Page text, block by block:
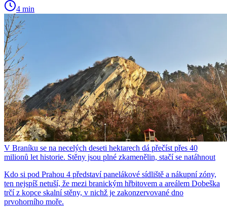
4 min
V Braníku se na necelých deseti hektarech dá přečíst přes 40
milionů let historie. Stěny jsou plné zkamenělin, stačí se natáhnout
Kdo si pod Prahou 4 představí panelákové sídliště a nákupní zóny,
ten nejspíš netuší, že mezi branickým hřbitovem a areálem Dobeška
trčí z kopce skalní stěny, v nichž je zakonzervované dno
prvohorního moře.